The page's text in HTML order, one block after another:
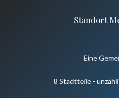
Standort
Eine
8 Stadtteile -